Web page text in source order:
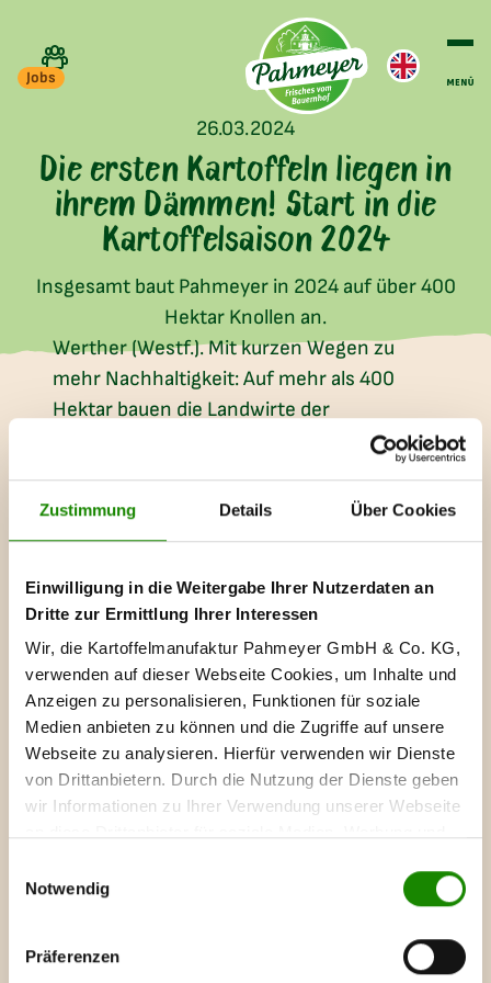
Zustimmung Details Über Cookies
Einwilligung in die Weitergabe Ihrer Nutzerdaten an
Dritte zur Ermittlung Ihrer Interessen
Wir, die Kartoffelmanufaktur Pahmeyer GmbH & Co. KG,
verwenden auf dieser Webseite Cookies, um Inhalte und
Anzeigen zu personalisieren, Funktionen für soziale
Medien anbieten zu können und die Zugriffe auf unsere
Webseite zu analysieren. Hierfür verwenden wir Dienste
von Drittanbietern. Durch die Nutzung der Dienste geben
wir Informationen zu Ihrer Verwendung unserer Webseite
möglicherweise mit weiteren Daten zusammen, die Sie
ihnen bereitgestellt haben oder die sie im Rahmen Ihrer
Nutzung der Diente gesammelt haben. Um diese Dienste
verwenden zu dürfen, benötigen wir Ihre Einwilligung.
Notwendig
Präferenzen
Jobs
26.03.2024
Die ersten Kartoffeln liegen in
ihrem Dämmen! Start in die
Kartoffelsaison 2024
Insgesamt baut Pahmeyer in 2024 auf über 400
Hektar Knollen an.
Werther (Westf.). Mit kurzen Wegen zu
mehr Nachhaltigkeit: Auf mehr als 400
Hektar bauen die Landwirte der
Kartoffelmanufaktur Pahmeyer dieses Jahr
geernteten Kartoffeln, werden zu
die für den deutschen
Lebensmitteleinzelhandel und
Großverbraucher auf dem Hof hergestellt
werden.